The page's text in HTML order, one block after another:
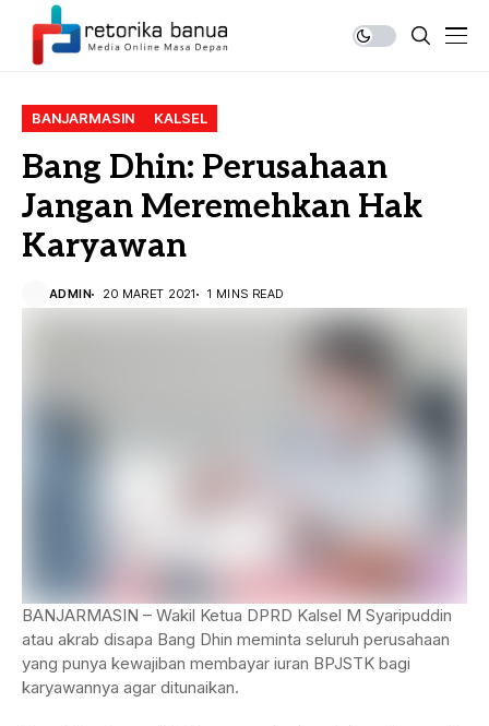
BANJARMASIN KALSEL
Bang Dhin: Perusahaan
Jangan Meremehkan Hak
Karyawan
ADMIN 20 MARET 2021 1 MINS READ
BANJARMASIN – Wakil Ketua DPRD Kalsel M Syaripuddin
atau akrab disapa Bang Dhin meminta seluruh perusahaan
yang punya kewajiban membayar iuran BPJSTK bagi
karyawannya agar ditunaikan.